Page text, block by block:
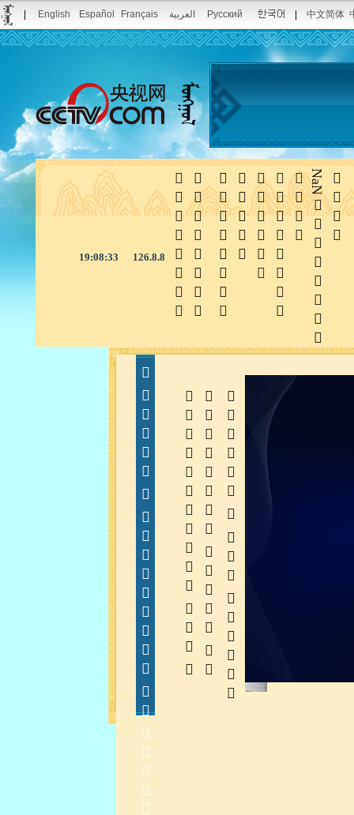
English Español Français العربية Русский 中文简体
19:08:33 126.8.8 
 
NaN





     